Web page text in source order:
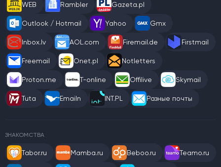
WEB Rambler Gazeta.pl
Outlook / Hotmail Yahoo Gmx
Inbox.lv AOL.com Firemail.de Firstmail
Freemail Onet.pl Notletters
Proton.me T-online Offilive Skymail
Tuta Emailn INT.PL Разные почты
ЗНАКОМСТВА
Tabor.ru Mamba.ru Beboo.ru Teamo.ru